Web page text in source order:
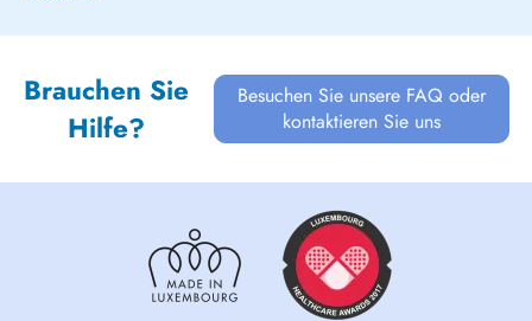
Brauchen Sie
Hilfe?
Besuchen Sie unsere FAQ oder
kontaktieren Sie uns